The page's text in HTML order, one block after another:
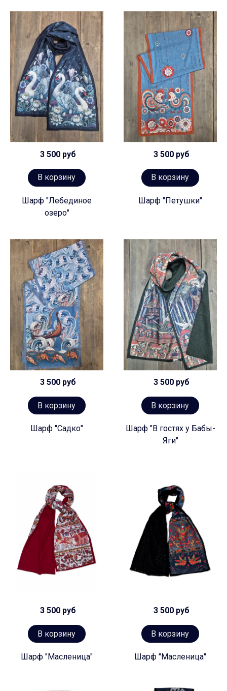
3 500 руб
В корзину
Шарф "Лебединое
озеро"
3 500 руб
В корзину
Шарф "Петушки"
3 500 руб
В корзину
Шарф "Садко"
3 500 руб
В корзину
Шарф "В гостях у Бабы-
Яги"
3 500 руб
В корзину
Шарф "Масленица"
3 500 руб
В корзину
Шарф "Масленица"